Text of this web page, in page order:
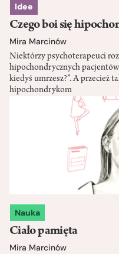
Idee
Czego boi się
Mira Marcinów
Niektórzy psychoterapeuci
hipochondrycznych pacjentów
kiedyś umrzesz?”. A przecież
hipochondrykom
Nauka
Ciało pamięta
Mira Marcinów